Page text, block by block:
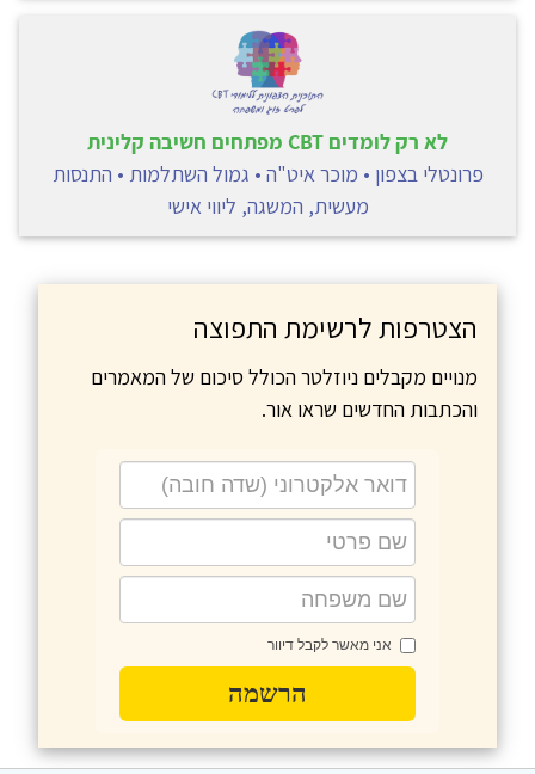
לא רק לומדים CBT מפתחים חשיבה קלינית
פרונטלי בצפון • מוכר איט"ה • גמול השתלמות • התנסות
מעשית, המשגה, ליווי אישי
הצטרפות לרשימת התפוצה
מנויים מקבלים ניוזלטר הכולל סיכום של המאמרים
והכתבות החדשים שראו אור.
אני מאשר לקבל דיוור
הרשמה